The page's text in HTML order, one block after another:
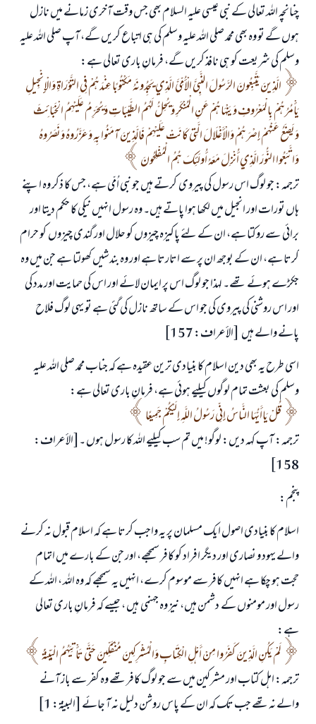
چنانچہ اللہ تعالی کے نبی عیسی علیہ السلام بھی جس وقت آخری زمانے میں نازل
ہوں گے تو وہ بھی محمد صلی اللہ علیہ وسلم کی ہی اتباع کریں گے، آپ صلی اللہ علیہ
وسلم کی شریعت کو ہی نافذ کریں گے، فرمانِ باری تعالی ہے:
الَّذِينَ يَتَّبِعُونَ الرَّسُولَ النَّبِيَّ الْأُمِّيَّ الَّذِي يَجِدُونَهُ مَكْتُوبًا عِنْدَهُمْ فِي التَّوْرَاةِ وَالْإِنْجِيلِ
يَأْمُرُهُمْ بِالْمَعْرُوفِ وَيَنْهَاهُمْ عَنِ الْمُنْكَرِ وَيُحِلُّ لَهُمُ الطَّيِّبَاتِ وَيُحَرِّمُ عَلَيْهِمُ الْخَبَائِثَ
وَيَضَعُ عَنْهُمْ إِصْرَهُمْ وَالْأَغْلَالَ الَّتِي كَانَتْ عَلَيْهِمْ فَالَّذِينَ آمَنُوا بِهِ وَعَزَّرُوهُ وَنَصَرُوهُ
وَاتَّبَعُوا النُّورَ الَّذِي أُنْزِلَ مَعَهُ أُولَئِكَ هُمُ الْمُفْلِحُونَ
ترجمہ: جو لوگ اس رسول کی پیروی کرتے ہیں جو نبی اُمّی ہے، جس کا ذکر وہ اپنے
ہاں تورات اور انجیل میں لکھا ہوا پاتے ہیں۔ وہ رسول انہیں نیکی کا حکم دیتا اور
برائی سے روکتا ہے، ان کے لئے پاکیزہ چیزوں کو حلال اور گندی چیزوں کو حرام
کرتا ہے، ان کے بوجھ ان پر سے اتارتا ہے اور وہ بندشیں کھولتا ہے جن میں وہ
جکڑے ہوئے تھے۔ لہذا جو لوگ اس پر ایمان لائے اور اس کی حمایت اور مدد کی
اور اس روشنی کی پیروی کی جو اس کے ساتھ نازل کی گئی ہے تو یہی لوگ فلاح
پانے والے ہیں [الأعراف: 157]
اسی طرح یہ بھی دین اسلام کا بنیادی ترین عقیدہ ہے کہ جناب محمد صلی اللہ علیہ
وسلم کی بعثت تمام لوگوں کیلیے ہوئی ہے، فرمانِ باری تعالی ہے:
قُلْ يَاأَيُّهَا النَّاسُ إِنِّي رَسُولُ اللَّهِ إِلَيْكُمْ جَمِيعًا
ترجمہ: آپ کہہ دیں: لوگو! میں تم سب کیلیے اللہ کا رسول ہوں ۔[الأعراف:
158]
پنجم:
اسلام کا بنیادی اصول ایک مسلمان پر یہ واجب کرتا ہے کہ اسلام قبول نہ کرنے
والے یہود و نصاری اور دیگر افراد کو کافر سمجھے، اور جن کے بارے میں اتمام
حجت ہو چکا ہے انہیں کافر سے موسوم کرے، انہیں یہ سمجھے کہ وہ اللہ ، اللہ کے
رسول اور مومنوں کے دشمن ہیں، نیز وہ جہنمی ہیں ، جیسے کہ فرمانِ باری تعالی
ہے:
لَمْ يَكُنِ الَّذِينَ كَفَرُوا مِنْ أَهْلِ الْكِتَابِ وَالْمُشْرِكِينَ مُنْفَكِّينَ حَتَّى تَأْتِيَهُمُ الْبَيِّنَةُ
ترجمہ: اہل کتاب اور مشرکین میں سے جو لوگ کافر تھے وہ کفر سے باز آنے
والے نہ تھے جب تک کہ ان کے پاس روشن دلیل نہ آ جائے [البینۃ: 1]